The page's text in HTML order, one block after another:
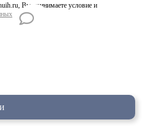
Вы принимаете условие и